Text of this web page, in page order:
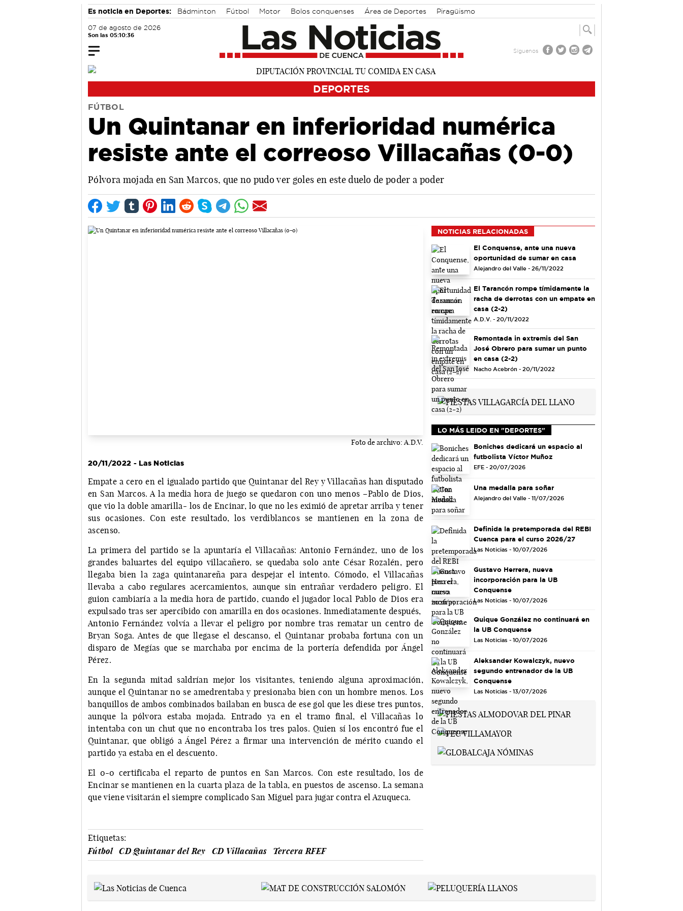
Es noticia en Deportes: Bádminton Fútbol Motor Bolos conquenses Área de Deportes Piragüismo
07 de agosto de 2026
Son las 05:10:37
Síguenos
DEPORTES
FÚTBOL
Un Quintanar en inferioridad numérica
resiste ante el correoso Villacañas (0-0)
Pólvora mojada en San Marcos, que no pudo ver goles en este duelo de poder a poder
Foto de archivo: A.D.V.
20/11/2022 - Las Noticias
Empate a cero en el igualado partido que Quintanar del Rey y Villacañas han disputado
en San Marcos. A la media hora de juego se quedaron con uno menos –Pablo de Dios,
que vio la doble amarilla- los de Encinar, lo que no les eximió de apretar arriba y tener
sus ocasiones. Con este resultado, los verdiblancos se mantienen en la zona de
ascenso.
La primera del partido se la apuntaría el Villacañas: Antonio Fernández, uno de los
grandes baluartes del equipo villacañero, se quedaba solo ante César Rozalén, pero
llegaba bien la zaga quintanareña para despejar el intento. Cómodo, el Villacañas
llevaba a cabo regulares acercamientos, aunque sin entrañar verdadero peligro. El
guion cambiaría a la media hora de partido, cuando el jugador local Pablo de Dios era
expulsado tras ser apercibido con amarilla en dos ocasiones. Inmediatamente después,
Antonio Fernández volvía a llevar el peligro por nombre tras rematar un centro de
Bryan Soga. Antes de que llegase el descanso, el Quintanar probaba fortuna con un
disparo de Megías que se marchaba por encima de la portería defendida por Ángel
Pérez.
En la segunda mitad saldrían mejor los visitantes, teniendo alguna aproximación,
aunque el Quintanar no se amedrentaba y presionaba bien con un hombre menos. Los
banquillos de ambos combinados bailaban en busca de ese gol que les diese tres puntos,
aunque la pólvora estaba mojada. Entrado ya en el tramo final, el Villacañas lo
intentaba con un chut que no encontraba los tres palos. Quien sí los encontró fue el
Quintanar, que obligó a Ángel Pérez a firmar una intervención de mérito cuando el
partido ya estaba en el descuento.
El 0-0 certificaba el reparto de puntos en San Marcos. Con este resultado, los de
Encinar se mantienen en la cuarta plaza de la tabla, en puestos de ascenso. La semana
que viene visitarán el siempre complicado San Miguel para jugar contra el Azuqueca.
Etiquetas:
Fútbol
CD Quintanar del Rey CD Villacañas Tercera RFEF
NOTICIAS RELACIONADAS
El Conquense, ante una nueva
oportunidad de sumar en casa
Alejandro del Valle - 26/11/2022
El Tarancón rompe tímidamente la
racha de derrotas con un empate en
casa (2-2)
A.D.V. - 20/11/2022
Remontada in extremis del San
José Obrero para sumar un punto
en casa (2-2)
Nacho Acebrón - 20/11/2022
LO MÁS LEIDO EN "DEPORTES"
Boniches dedicará un espacio al
futbolista Víctor Muñoz
EFE - 20/07/2026
Una medalla para soñar
Alejandro del Valle - 11/07/2026
Definida la pretemporada del REBI
Cuenca para el curso 2026/27
Las Noticias - 10/07/2026
Gustavo Herrera, nueva
incorporación para la UB
Conquense
Las Noticias - 10/07/2026
Quique González no continuará en
la UB Conquense
Las Noticias - 10/07/2026
Aleksander Kowalczyk, nuevo
segundo entrenador de la UB
Conquense
Las Noticias - 13/07/2026